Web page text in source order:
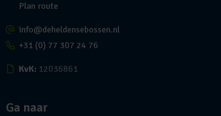
Plan route
info@deheldensebossen.nl
+31 (0) 77 307 24 76
KvK: 12036861
Ga naar